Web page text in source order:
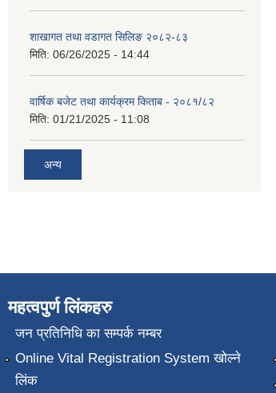
शाखागत तथा वडागत सिलिङ २०८२-८३
मिति: 06/26/2025 - 14:44
वार्षिक बजेट तथा कार्यक्रम किताब - २०८१/८२
मिति: 01/21/2025 - 11:08
अन्य
महत्वपुर्ण लिंकहरु
जन प्रतिनिधि का सम्पर्क नम्बर
Online Vital Registration System खोल्ने
लिंक